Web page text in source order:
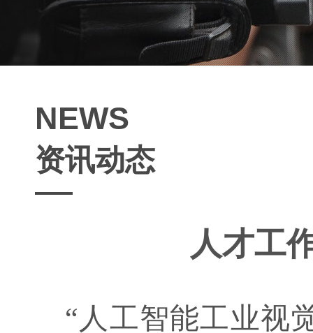
NEWS
资讯动态
人才工
“ 人工智能工业视